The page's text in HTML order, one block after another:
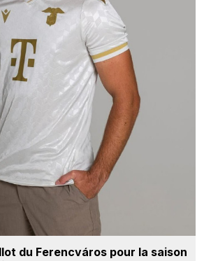
du Ferencváros pour la saison